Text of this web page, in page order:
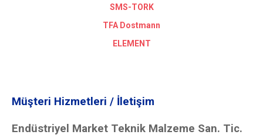
SMS-TORK
TFA Dostmann
ELEMENT
Müşteri Hizmetleri / İletişim
Endüstriyel Market Teknik Malzeme San. Tic.